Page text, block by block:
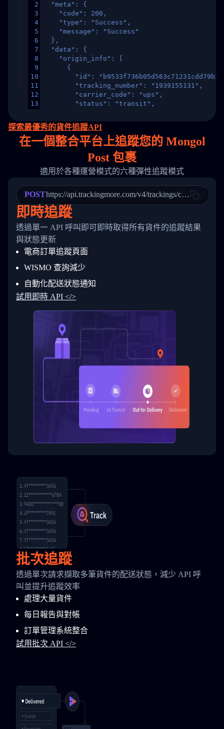
2
3
4
5
6
7
8
9
10
11
12
13
15
16
17
18
22
23
24
25
27
28
29
30
31
33
34
  "meta": {
    "code": 200,
    "type": "Success",
    "message": "Success"
  },
  "data": {
    "origin_info": [
      {
"id":
        "tracking_number": "1939155131",
        "carrier_code": "ups",
        "status": "transit",
"destination_country": "United
        "itemTimeLength": 2,
        "weblink": "",
        "phone": null,
        "trackinfo": [
          {
            "Date": "2017-03-08 04: 22: 00",
"StatusDescription": "Departed
"Details": "Departed Facility
          },
          {
            "Date": "2017-03-06 15:28:00",
"StatusDescription": "Shipment
"Details": "BEIJING-
          }
        ]
      }
  }
}
探索最優秀的貨件追蹤API
在一個整合平台上追蹤您的 Mongol
Post 包裹
適用於各種運營模式的六種彈性追蹤模式
POSThttps://api.trackingmore.com/v4/trackings/create
即時追蹤
透過單一 API 呼叫即可即時取得所有貨件的追蹤結果
與狀態更新
電商訂單追蹤頁面
WISMO 查詢減少
自動化配送狀態通知
試用即時 API </>
批次追蹤
透過單次請求擷取多筆貨件的配送狀態，減少 API 呼
叫並提升追蹤效率
處理大量貨件
每日報告與對帳
訂單管理系統整合
試用批次 API </>